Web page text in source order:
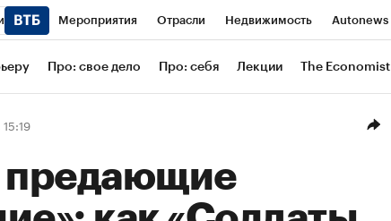
Мероприятия Отрасли Недвижимость Autonews
РБК Life Тренды Визионеры
Про: свое дело Про: себя Лекции The Economist
предающие